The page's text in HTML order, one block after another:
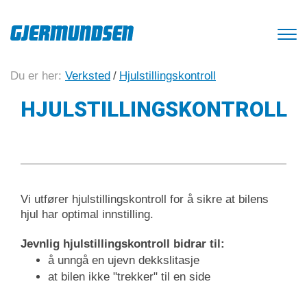
Du er her: Verksted / Hjulstillingskontroll
HJULSTILLINGSKONTROLL
Vi utfører hjulstillingskontroll for å sikre at bilens
hjul har optimal innstilling.
Jevnlig hjulstillingskontroll bidrar til:
å unngå en ujevn dekkslitasje
at bilen ikke "trekker" til en side